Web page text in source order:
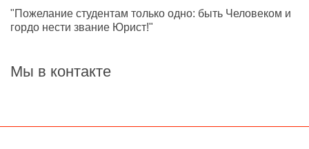
"Пожелание студентам только одно: быть Человеком и
гордо нести звание Юрист!"
Мы в контакте